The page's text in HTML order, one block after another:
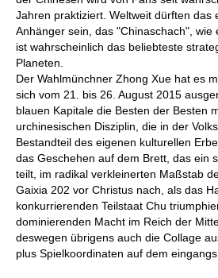
Jahren praktiziert. Weltweit dürften das
Anhänger sein, das "Chinaschach", wie
ist wahrscheinlich das beliebteste
Planeten.
Der Wahlmünchner Zhong Xue hat es
sich vom 21. bis 26. August 2015
blauen Kapitale die Besten der Besten
urchinesischen Disziplin, die in der
Bestandteil des eigenen kulturellen
das Geschehen auf dem Brett, das ein
teilt, im radikal verkleinerten Maßstab
Gaixia 202 vor Christus nach, als das
konkurrierenden Teilstaat Chu
dominierenden Macht im Reich der
deswegen übrigens auch die Collage
plus Spielkoordinaten auf dem